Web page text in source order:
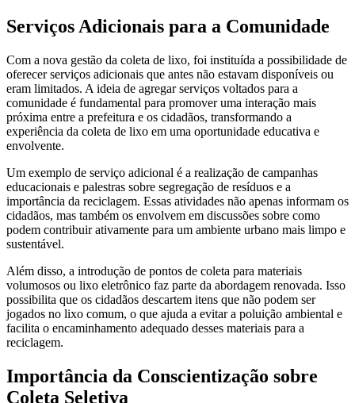
Serviços Adicionais para a Comunidade
Com a nova gestão da coleta de lixo, foi instituída a possibilidade de
oferecer serviços adicionais que antes não estavam disponíveis ou
eram limitados. A ideia de agregar serviços voltados para a
comunidade é fundamental para promover uma interação mais
próxima entre a prefeitura e os cidadãos, transformando a
experiência da coleta de lixo em uma oportunidade educativa e
envolvente.
Um exemplo de serviço adicional é a realização de campanhas
educacionais e palestras sobre segregação de resíduos e a
importância da reciclagem. Essas atividades não apenas informam os
cidadãos, mas também os envolvem em discussões sobre como
podem contribuir ativamente para um ambiente urbano mais limpo e
sustentável.
Além disso, a introdução de pontos de coleta para materiais
volumosos ou lixo eletrônico faz parte da abordagem renovada. Isso
possibilita que os cidadãos descartem itens que não podem ser
jogados no lixo comum, o que ajuda a evitar a poluição ambiental e
facilita o encaminhamento adequado desses materiais para a
reciclagem.
Importância da Conscientização sobre
Coleta Seletiva